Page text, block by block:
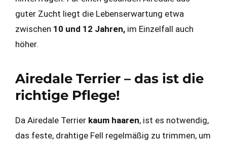
guter Zucht liegt die Lebenserwartung etwa
zwischen 10 und 12 Jahren, im Einzelfall auch
höher.
Airedale Terrier – das ist die
richtige Pflege!
Da Airedale Terrier kaum haaren, ist es notwendig,
das feste, drahtige Fell regelmäßig zu trimmen, um